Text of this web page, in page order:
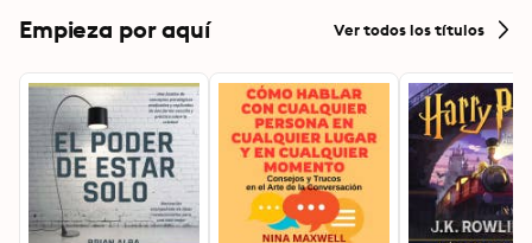
Empieza por aquí Ver todos los títulos